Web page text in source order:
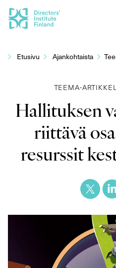
sisältöön
Etusivu Ajankohtaista
TEEMA-
Hallituksen
riittävä
resurssit